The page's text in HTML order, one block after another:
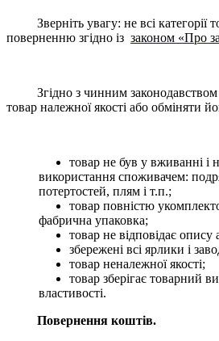
Зверніть увагу: не всі категорії
поверненню згідно із законом «Про
Згідно з чинним
товар належної якості або обміняти
товар не був у вживанні і
використання споживачем:
потертостей, плям і т.п.;
товар повністю
фабрична упаковка;
товар не відповідає опису
збережені всі ярлики і
товар неналежної якості;
товар зберігає товарний
властивості.
Повернення коштів.